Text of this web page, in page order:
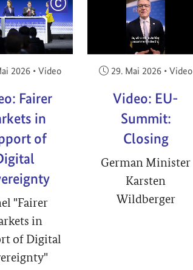
COPYRIGHT
am:
2026 • Video
Fairer
in
of
"Fairer
in
of Digital
Veröffentlicht am:
29. Mai 2026 • Video
Video: EU-
Summit:
Closing
German Minister
Karsten
Wildberger